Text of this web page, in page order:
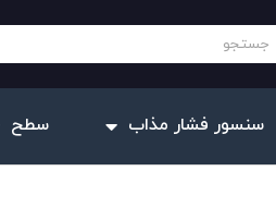
جستجو
سنسور فشار مذاب سطح